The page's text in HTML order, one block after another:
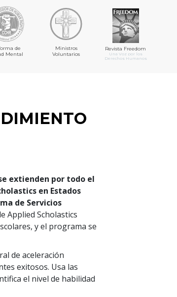
de
Mental
Ministros
Voluntarios
Revista Freedom
Una Voz por los
Derechos Humanos
extienden por todo el
en Estados
de Servicios
Applied Scholastics
y el programa se
de aceleración
exitosos. Usa las
el nivel de habilidad